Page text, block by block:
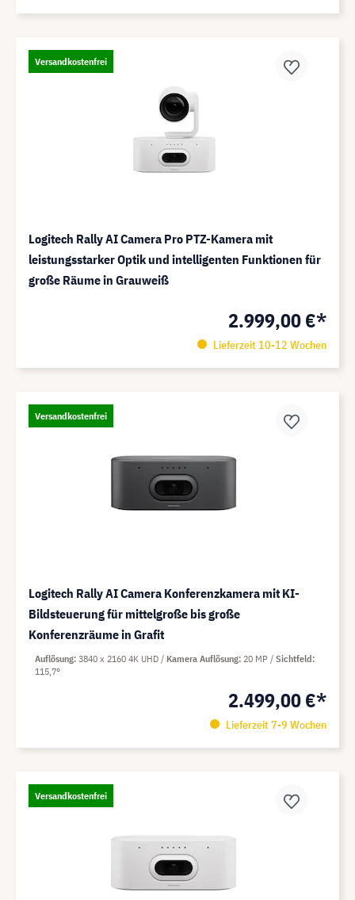
Versandkostenfrei
Logitech Rally AI Camera Pro PTZ-Kamera mit
leistungsstarker Optik und intelligenten Funktionen für
große Räume in Grauweiß
2.999,00 €*
Lieferzeit 10-12 Wochen
Versandkostenfrei
Logitech Rally AI Camera Konferenzkamera mit KI-
Bildsteuerung für mittelgroße bis große
Konferenzräume in Grafit
2.499,00 €*
Lieferzeit 7-9 Wochen
Auflösung 3840 x 2160 4K UHD Kamera Auflösung 20 MP
Sichtfeld
115,7°
Versandkostenfrei